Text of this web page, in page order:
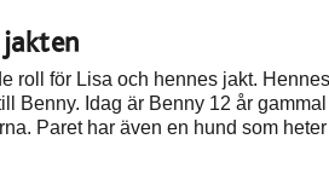
roll för Lisa och hennes jakt.
Benny. Idag är Benny 12 år
Paret har även en hund som